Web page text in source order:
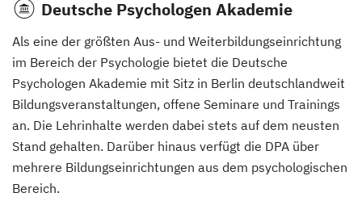
Deutsche Psychologen Akademie
Als eine der größten Aus- und Weiterbildungseinrichtung
im Bereich der Psychologie bietet die Deutsche
Psychologen Akademie mit Sitz in Berlin deutschlandweit
Bildungsveranstaltungen, offene Seminare und Trainings
an. Die Lehrinhalte werden dabei stets auf dem neusten
Stand gehalten. Darüber hinaus verfügt die DPA über
mehrere Bildungseinrichtungen aus dem psychologischen
Bereich.